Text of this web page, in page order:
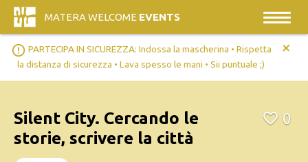
MATERA WELCOME EVENTS
error_outline PARTECIPA IN SICUREZZA: Indossa la mascherina • Rispetta
la distanza di sicurezza • Lava spesso le mani • Sii puntuale ;)
+
Silent City. Cercando le
storie, scrivere la città
0